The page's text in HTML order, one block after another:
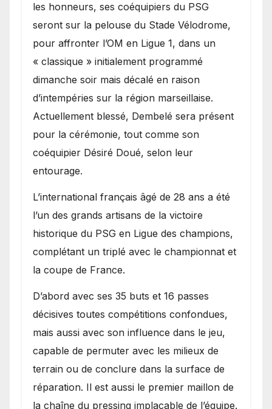
les honneurs, ses coéquipiers du PSG
seront sur la pelouse du Stade Vélodrome,
pour affronter l’OM en Ligue 1, dans un
« classique » initialement programmé
dimanche soir mais décalé en raison
d’intempéries sur la région marseillaise.
Actuellement blessé, Dembelé sera présent
pour la cérémonie, tout comme son
coéquipier Désiré Doué, selon leur
entourage.
L’international français âgé de 28 ans a été
l’un des grands artisans de la victoire
historique du PSG en Ligue des champions,
complétant un triplé avec le championnat et
la coupe de France.
D’abord avec ses 35 buts et 16 passes
décisives toutes compétitions confondues,
mais aussi avec son influence dans le jeu,
capable de permuter avec les milieux de
terrain ou de conclure dans la surface de
réparation. Il est aussi le premier maillon de
la chaîne du pressing implacable de l’équipe.